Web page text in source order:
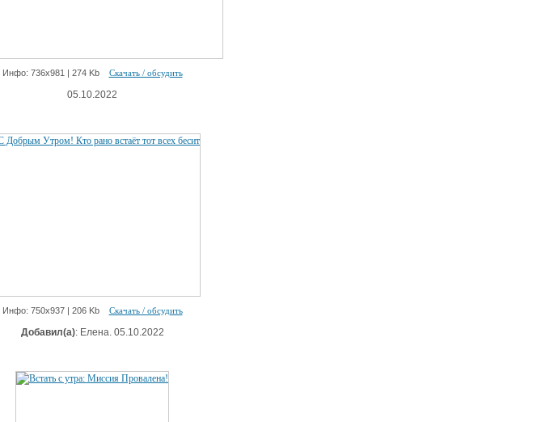
Инфо: 736х981 | 274 Kb Скачать / обсудить
05.10.2022
Инфо: 750х937 | 206 Kb Скачать / обсудить
Добавил(а): Елена. 05.10.2022